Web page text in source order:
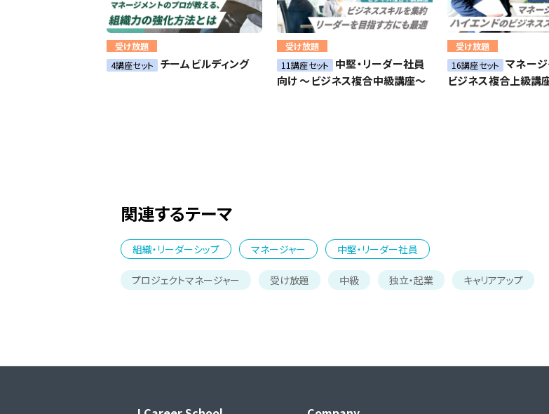
受け放題
4講座セット チームビルディング
受け放題
11講座セット
中堅・リーダー社員
向け ～ビジネス複合中級講座～
受け放題
16講座セット マネー
ビジネス複合上級講
関連するテーマ
組織・リーダーシップ マネージャー 中堅・リーダー社員
プロジェクトマネージャー 受け放題 中級 独立・起業 キャリアアップ